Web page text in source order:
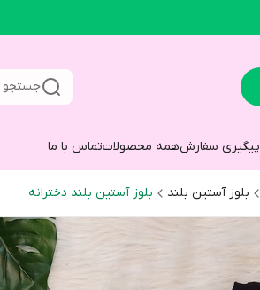
جستجو
پیگیری سفارشهمه محصولاتتماس با ما
بلوز آستین بلند بلوز آستین بلند دخترانه